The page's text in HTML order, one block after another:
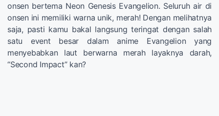
onsen bertema Neon Genesis Evangelion. Seluruh air di
onsen ini memiliki warna unik, merah! Dengan melihatnya
saja, pasti kamu bakal langsung teringat dengan salah
satu event besar dalam anime Evangelion yang
menyebabkan laut berwarna merah layaknya darah,
“Second Impact” kan?